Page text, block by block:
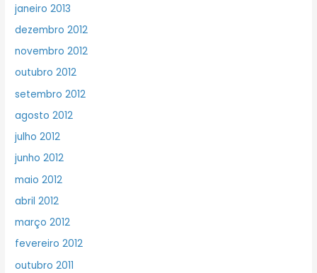
janeiro 2013
dezembro 2012
novembro 2012
outubro 2012
setembro 2012
agosto 2012
julho 2012
junho 2012
maio 2012
abril 2012
março 2012
fevereiro 2012
outubro 2011